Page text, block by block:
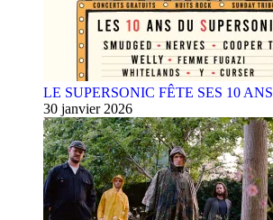
LE SUPERSONIC FÊTE SES 10 ANS
30 janvier 2026